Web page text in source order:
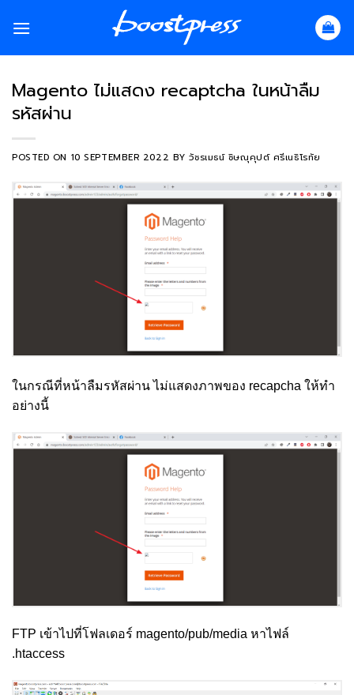
Magento ไม่แสดง recaptcha ในหน้าลืม
รหัสผ่าน
POSTED ON 10 SEPTEMBER 2022 BYวัชรเมธน์ ชิษณุคุปต์ ศรีเนธิโรทัย
ในกรณีที่หน้าลืมรหัสผ่าน ไม่แสดงภาพของ recapcha ให้ทำ
อย่างนี้
FTP เข้าไปที่โฟลเดอร์ magento/pub/media หาไฟล์
.htaccess